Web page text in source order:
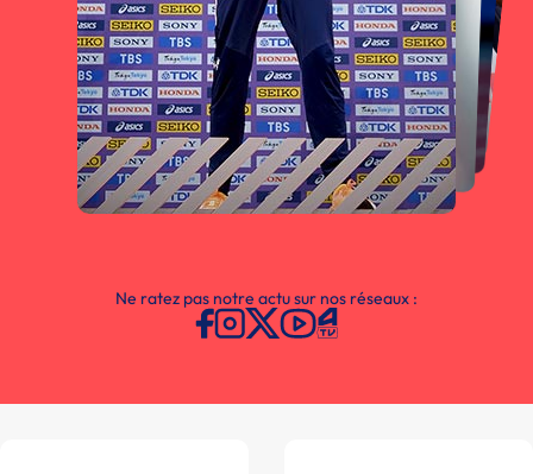
Ne ratez pas notre actu sur nos réseaux :